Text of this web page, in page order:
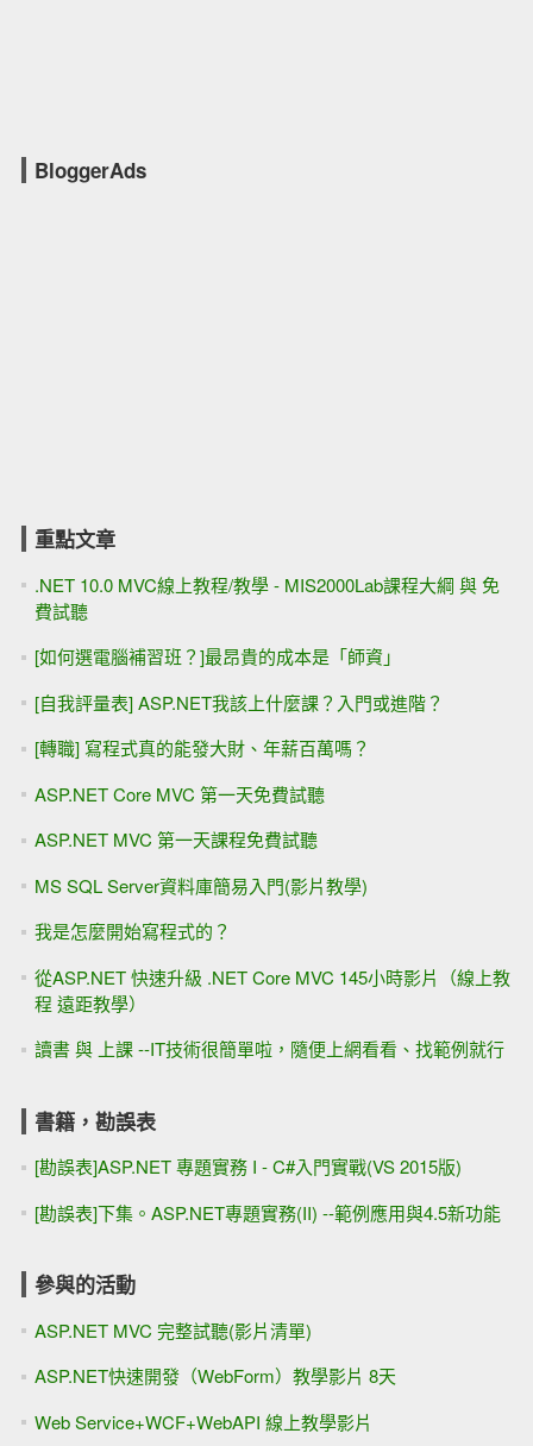
BloggerAds
重點文章
.NET 10.0 MVC線上教程/教學 - MIS2000Lab課程大綱 與 免
費試聽
[如何選電腦補習班？]最昂貴的成本是「師資」
[自我評量表] ASP.NET我該上什麼課？入門或進階？
[轉職] 寫程式真的能發大財、年薪百萬嗎？
ASP.NET Core MVC 第一天免費試聽
ASP.NET MVC 第一天課程免費試聽
MS SQL Server資料庫簡易入門(影片教學)
我是怎麼開始寫程式的？
從ASP.NET 快速升級 .NET Core MVC 145小時影片（線上教
程 遠距教學）
讀書 與 上課 --IT技術很簡單啦，隨便上網看看、找範例就行
書籍，勘誤表
[勘誤表]ASP.NET 專題實務 I - C#入門實戰(VS 2015版)
[勘誤表]下集。ASP.NET專題實務(II) --範例應用與4.5新功能
參與的活動
ASP.NET MVC 完整試聽(影片清單)
ASP.NET快速開發（WebForm）教學影片 8天
Web Service+WCF+WebAPI 線上教學影片